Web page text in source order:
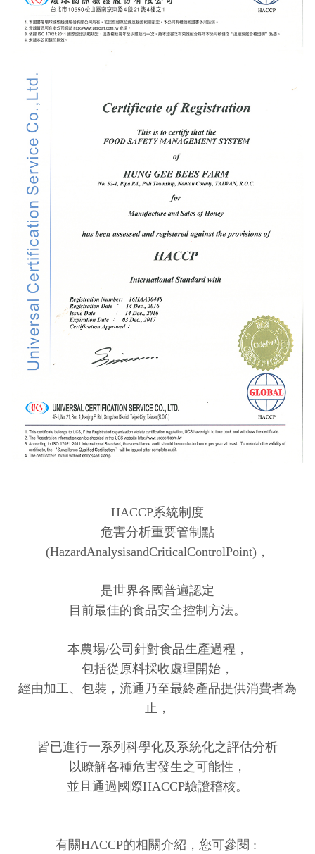
HACCP系統制度
危害分析重要管制點
(HazardAnalysisandCriticalControlPoint)，
是世界各國普遍認定
目前最佳的食品安全控制方法。
本農場/公司針對食品生產過程，
包括從原料採收處理開始，
經由加工、包裝，流通乃至最終產品提供消費者為
止，
皆已進行一系列科學化及系統化之評估分析
以瞭解各種危害發生之可能性，
並且通過國際HACCP驗證稽核。
有關HACCP的相關介紹，您可參閱 :